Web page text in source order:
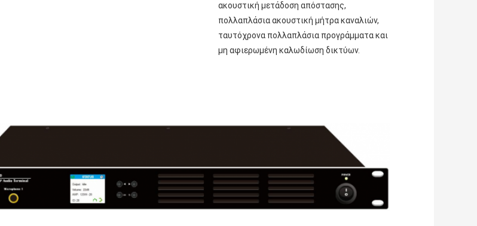
ακουστική μετάδοση απόστασης,
πολλαπλάσια ακουστική μήτρα καναλιών,
ταυτόχρονα πολλαπλάσια προγράμματα και
μη αφιερωμένη καλωδίωση δικτύων.